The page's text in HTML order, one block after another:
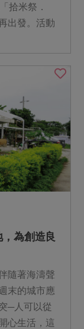
拾米祭．
出發。活動
為創造良
隨著海濤聲
末的城市應
─人可以從
心生活，這